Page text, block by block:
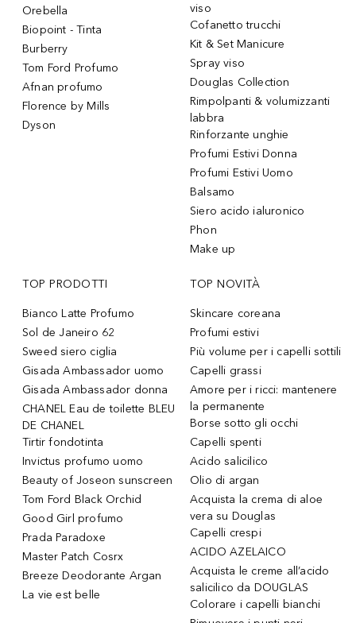
Orebella
Biopoint - Tinta
Burberry
Tom Ford Profumo
Afnan profumo
Florence by Mills
Dyson
viso
Cofanetto trucchi
Kit & Set Manicure
Spray viso
Douglas Collection
Rimpolpanti & volumizzanti
labbra
Rinforzante unghie
Profumi Estivi Donna
Profumi Estivi Uomo
Balsamo
Siero acido ialuronico
Phon
Make up
TOP PRODOTTI
Bianco Latte Profumo
Sol de Janeiro 62
Sweed siero ciglia
Gisada Ambassador uomo
Gisada Ambassador donna
CHANEL Eau de toilette BLEU
DE CHANEL
Tirtir fondotinta
Invictus profumo uomo
Beauty of Joseon sunscreen
Tom Ford Black Orchid
Good Girl profumo
Prada Paradoxe
Master Patch Cosrx
Breeze Deodorante Argan
La vie est belle
TOP NOVITÀ
Skincare coreana
Profumi estivi
Più volume per i capelli sottili
Capelli grassi
Amore per i ricci: mantenere
la permanente
Borse sotto gli occhi
Capelli spenti
Acido salicilico
Olio di argan
Acquista la crema di aloe
vera su Douglas
Capelli crespi
ACIDO AZELAICO
Acquista le creme all’acido
salicilico da DOUGLAS
Colorare i capelli bianchi